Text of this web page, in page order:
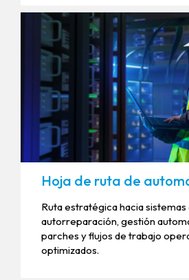
Hoja de ruta de
Ruta estratégica hacia sistemas
autorreparación, gestión
parches y flujos de trabajo
optimizados.